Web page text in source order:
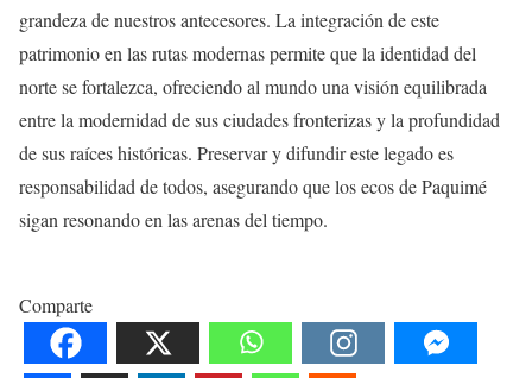
grandeza de nuestros antecesores. La integración de este
patrimonio en las rutas modernas permite que la identidad del
norte se fortalezca, ofreciendo al mundo una visión equilibrada
entre la modernidad de sus ciudades fronterizas y la profundidad
de sus raíces históricas. Preservar y difundir este legado es
responsabilidad de todos, asegurando que los ecos de Paquimé
sigan resonando en las arenas del tiempo.
Comparte